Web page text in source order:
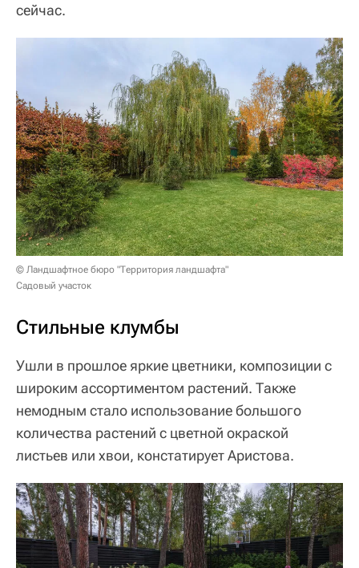
сейчас.
© Ландшафтное бюро "Территория ландшафта"
Садовый участок
Стильные клумбы
Ушли в прошлое яркие цветники, композиции с
широким ассортиментом растений. Также
немодным стало использование большого
количества растений с цветной окраской
листьев или хвои, констатирует Аристова.